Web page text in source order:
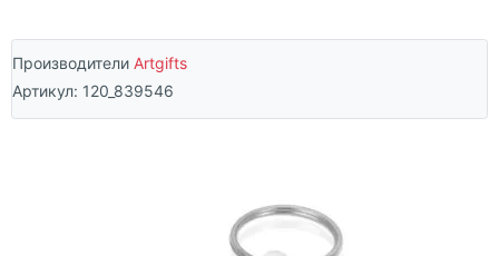
Производители Artgifts
Артикул: 120_839546